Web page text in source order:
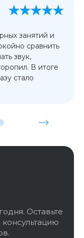
занятий и
сравнить
звук,
В итоге
стало
Оставьте
консультацию